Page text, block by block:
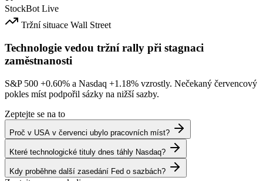
StockBot Live
Tržní situace Wall Street
Technologie vedou tržní rally při stagnaci
zaměstnanosti
S&P 500 +0.60% a Nasdaq +1.18% vzrostly. Nečekaný červencový
pokles míst podpořil sázky na nižší sazby.
Zeptejte se na to
Proč v USA v červenci ubylo pracovních míst?
Které technologické tituly dnes táhly Nasdaq?
Kdy proběhne další zasedání Fed o sazbách?